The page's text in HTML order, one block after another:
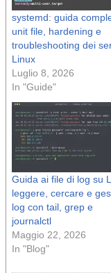
systemd: guida
unit file, hardening e
troubleshooting dei
Linux
Luglio 8, 2026
In "Guide"
Guida ai file di log su
leggere, cercare e
log con tail, grep e
journalctl
Maggio 22, 2026
In "Blog"